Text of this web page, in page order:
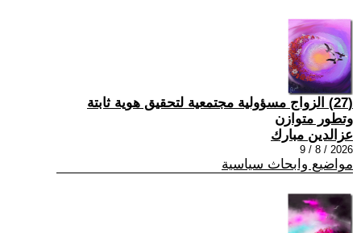
(27) الزواج مسؤولية مجتمعية لتحقيق هوية ثابتة
وتطور متوازن
عزالدين مبارك
2026 / 8 / 9
مواضيع وابحاث سياسية